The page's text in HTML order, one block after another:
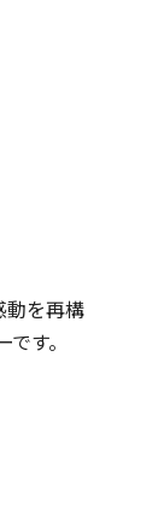
動を再構
す。